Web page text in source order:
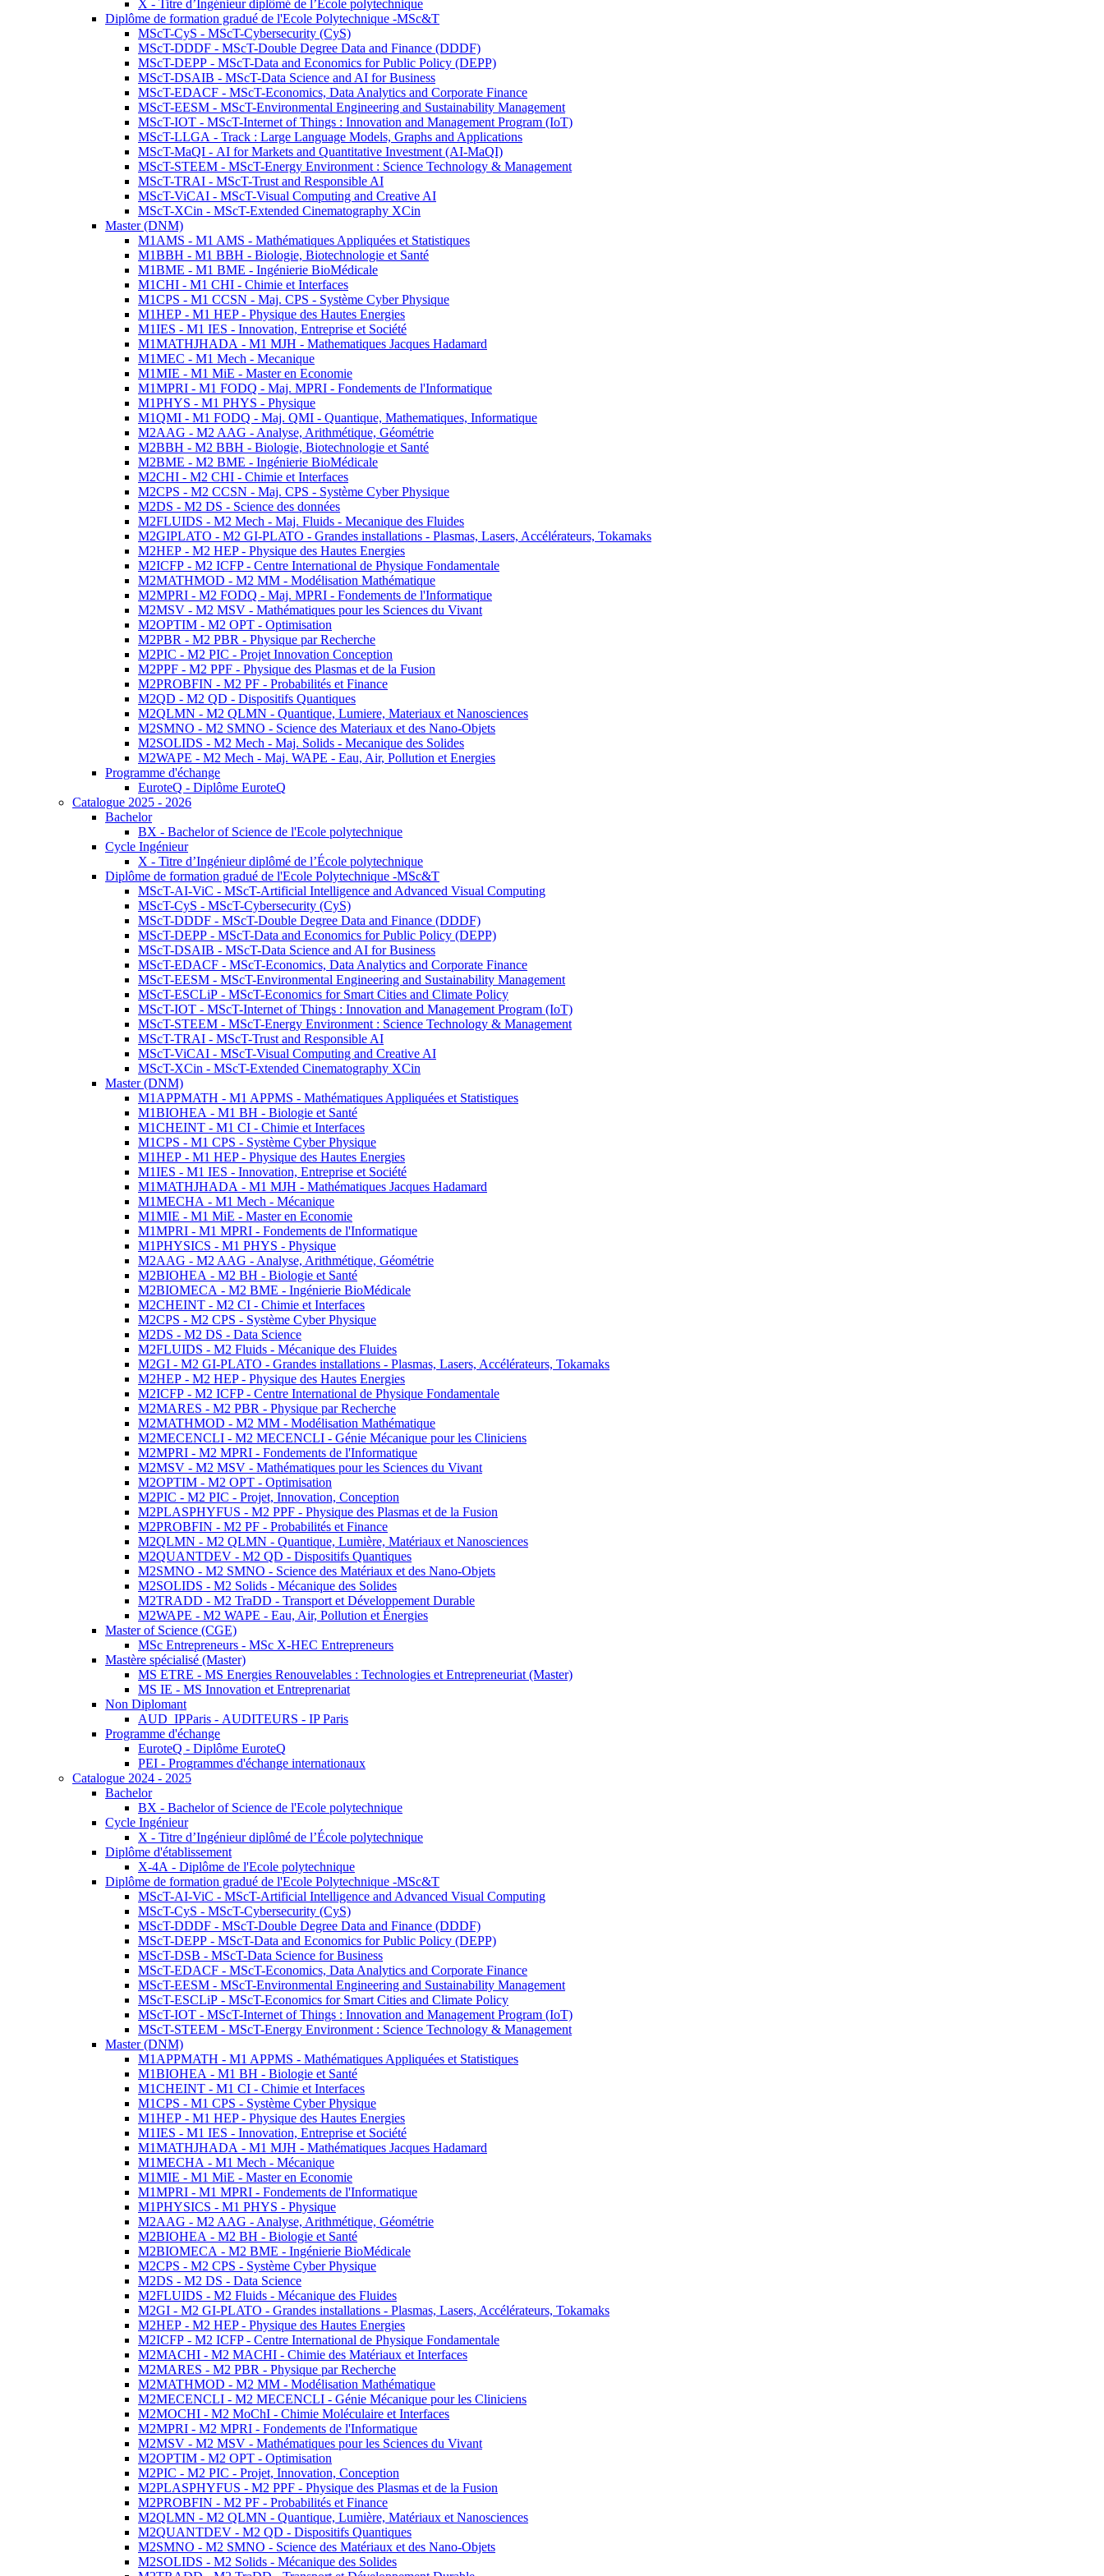
X - Titre d’Ingénieur diplômé de l’École polytechnique
Diplôme de formation gradué de l'Ecole Polytechnique -MSc&T
MScT-CyS - MScT-Cybersecurity (CyS)
MScT-DDDF - MScT-Double Degree Data and Finance (DDDF)
MScT-DEPP - MScT-Data and Economics for Public Policy (DEPP)
MScT-DSAIB - MScT-Data Science and AI for Business
MScT-EDACF - MScT-Economics, Data Analytics and Corporate Finance
MScT-EESM - MScT-Environmental Engineering and Sustainability Management
MScT-IOT - MScT-Internet of Things : Innovation and Management Program (IoT)
MScT-LLGA - Track : Large Language Models, Graphs and Applications
MScT-MaQI - AI for Markets and Quantitative Investment (AI-MaQI)
MScT-STEEM - MScT-Energy Environment : Science Technology & Management
MScT-TRAI - MScT-Trust and Responsible AI
MScT-ViCAI - MScT-Visual Computing and Creative AI
MScT-XCin - MScT-Extended Cinematography XCin
Master (DNM)
M1AMS - M1 AMS - Mathématiques Appliquées et Statistiques
M1BBH - M1 BBH - Biologie, Biotechnologie et Santé
M1BME - M1 BME - Ingénierie BioMédicale
M1CHI - M1 CHI - Chimie et Interfaces
M1CPS - M1 CCSN - Maj. CPS - Système Cyber Physique
M1HEP - M1 HEP - Physique des Hautes Energies
M1IES - M1 IES - Innovation, Entreprise et Société
M1MATHJHADA - M1 MJH - Mathematiques Jacques Hadamard
M1MEC - M1 Mech - Mecanique
M1MIE - M1 MiE - Master en Economie
M1MPRI - M1 FODQ - Maj. MPRI - Fondements de l'Informatique
M1PHYS - M1 PHYS - Physique
M1QMI - M1 FODQ - Maj. QMI - Quantique, Mathematiques, Informatique
M2AAG - M2 AAG - Analyse, Arithmétique, Géométrie
M2BBH - M2 BBH - Biologie, Biotechnologie et Santé
M2BME - M2 BME - Ingénierie BioMédicale
M2CHI - M2 CHI - Chimie et Interfaces
M2CPS - M2 CCSN - Maj. CPS - Système Cyber Physique
M2DS - M2 DS - Science des données
M2FLUIDS - M2 Mech - Maj. Fluids - Mecanique des Fluides
M2GIPLATO - M2 GI-PLATO - Grandes installations - Plasmas, Lasers, Accélérateurs, Tokamaks
M2HEP - M2 HEP - Physique des Hautes Energies
M2ICFP - M2 ICFP - Centre International de Physique Fondamentale
M2MATHMOD - M2 MM - Modélisation Mathématique
M2MPRI - M2 FODQ - Maj. MPRI - Fondements de l'Informatique
M2MSV - M2 MSV - Mathématiques pour les Sciences du Vivant
M2OPTIM - M2 OPT - Optimisation
M2PBR - M2 PBR - Physique par Recherche
M2PIC - M2 PIC - Projet Innovation Conception
M2PPF - M2 PPF - Physique des Plasmas et de la Fusion
M2PROBFIN - M2 PF - Probabilités et Finance
M2QD - M2 QD - Dispositifs Quantiques
M2QLMN - M2 QLMN - Quantique, Lumiere, Materiaux et Nanosciences
M2SMNO - M2 SMNO - Science des Materiaux et des Nano-Objets
M2SOLIDS - M2 Mech - Maj. Solids - Mecanique des Solides
M2WAPE - M2 Mech - Maj. WAPE - Eau, Air, Pollution et Energies
Programme d'échange
EuroteQ - Diplôme EuroteQ
Catalogue 2025 - 2026
Bachelor
BX - Bachelor of Science de l'Ecole polytechnique
Cycle Ingénieur
X - Titre d’Ingénieur diplômé de l’École polytechnique
Diplôme de formation gradué de l'Ecole Polytechnique -MSc&T
MScT-AI-ViC - MScT-Artificial Intelligence and Advanced Visual Computing
MScT-CyS - MScT-Cybersecurity (CyS)
MScT-DDDF - MScT-Double Degree Data and Finance (DDDF)
MScT-DEPP - MScT-Data and Economics for Public Policy (DEPP)
MScT-DSAIB - MScT-Data Science and AI for Business
MScT-EDACF - MScT-Economics, Data Analytics and Corporate Finance
MScT-EESM - MScT-Environmental Engineering and Sustainability Management
MScT-ESCLiP - MScT-Economics for Smart Cities and Climate Policy
MScT-IOT - MScT-Internet of Things : Innovation and Management Program (IoT)
MScT-STEEM - MScT-Energy Environment : Science Technology & Management
MScT-TRAI - MScT-Trust and Responsible AI
MScT-ViCAI - MScT-Visual Computing and Creative AI
MScT-XCin - MScT-Extended Cinematography XCin
Master (DNM)
M1APPMATH - M1 APPMS - Mathématiques Appliquées et Statistiques
M1BIOHEA - M1 BH - Biologie et Santé
M1CHEINT - M1 CI - Chimie et Interfaces
M1CPS - M1 CPS - Système Cyber Physique
M1HEP - M1 HEP - Physique des Hautes Energies
M1IES - M1 IES - Innovation, Entreprise et Société
M1MATHJHADA - M1 MJH - Mathématiques Jacques Hadamard
M1MECHA - M1 Mech - Mécanique
M1MIE - M1 MiE - Master en Economie
M1MPRI - M1 MPRI - Fondements de l'Informatique
M1PHYSICS - M1 PHYS - Physique
M2AAG - M2 AAG - Analyse, Arithmétique, Géométrie
M2BIOHEA - M2 BH - Biologie et Santé
M2BIOMECA - M2 BME - Ingénierie BioMédicale
M2CHEINT - M2 CI - Chimie et Interfaces
M2CPS - M2 CPS - Système Cyber Physique
M2DS - M2 DS - Data Science
M2FLUIDS - M2 Fluids - Mécanique des Fluides
M2GI - M2 GI-PLATO - Grandes installations - Plasmas, Lasers, Accélérateurs, Tokamaks
M2HEP - M2 HEP - Physique des Hautes Energies
M2ICFP - M2 ICFP - Centre International de Physique Fondamentale
M2MARES - M2 PBR - Physique par Recherche
M2MATHMOD - M2 MM - Modélisation Mathématique
M2MECENCLI - M2 MECENCLI - Génie Mécanique pour les Cliniciens
M2MPRI - M2 MPRI - Fondements de l'Informatique
M2MSV - M2 MSV - Mathématiques pour les Sciences du Vivant
M2OPTIM - M2 OPT - Optimisation
M2PIC - M2 PIC - Projet, Innovation, Conception
M2PLASPHYFUS - M2 PPF - Physique des Plasmas et de la Fusion
M2PROBFIN - M2 PF - Probabilités et Finance
M2QLMN - M2 QLMN - Quantique, Lumière, Matériaux et Nanosciences
M2QUANTDEV - M2 QD - Dispositifs Quantiques
M2SMNO - M2 SMNO - Science des Matériaux et des Nano-Objets
M2SOLIDS - M2 Solids - Mécanique des Solides
M2TRADD - M2 TraDD - Transport et Développement Durable
M2WAPE - M2 WAPE - Eau, Air, Pollution et Énergies
Master of Science (CGE)
MSc Entrepreneurs - MSc X-HEC Entrepreneurs
Mastère spécialisé (Master)
MS ETRE - MS Energies Renouvelables : Technologies et Entrepreneuriat (Master)
MS IE - MS Innovation et Entreprenariat
Non Diplomant
AUD_IPParis - AUDITEURS - IP Paris
Programme d'échange
EuroteQ - Diplôme EuroteQ
PEI - Programmes d'échange internationaux
Catalogue 2024 - 2025
Bachelor
BX - Bachelor of Science de l'Ecole polytechnique
Cycle Ingénieur
X - Titre d’Ingénieur diplômé de l’École polytechnique
Diplôme d'établissement
X-4A - Diplôme de l'Ecole polytechnique
Diplôme de formation gradué de l'Ecole Polytechnique -MSc&T
MScT-AI-ViC - MScT-Artificial Intelligence and Advanced Visual Computing
MScT-CyS - MScT-Cybersecurity (CyS)
MScT-DDDF - MScT-Double Degree Data and Finance (DDDF)
MScT-DEPP - MScT-Data and Economics for Public Policy (DEPP)
MScT-DSB - MScT-Data Science for Business
MScT-EDACF - MScT-Economics, Data Analytics and Corporate Finance
MScT-EESM - MScT-Environmental Engineering and Sustainability Management
MScT-ESCLiP - MScT-Economics for Smart Cities and Climate Policy
MScT-IOT - MScT-Internet of Things : Innovation and Management Program (IoT)
MScT-STEEM - MScT-Energy Environment : Science Technology & Management
Master (DNM)
M1APPMATH - M1 APPMS - Mathématiques Appliquées et Statistiques
M1BIOHEA - M1 BH - Biologie et Santé
M1CHEINT - M1 CI - Chimie et Interfaces
M1CPS - M1 CPS - Système Cyber Physique
M1HEP - M1 HEP - Physique des Hautes Energies
M1IES - M1 IES - Innovation, Entreprise et Société
M1MATHJHADA - M1 MJH - Mathématiques Jacques Hadamard
M1MECHA - M1 Mech - Mécanique
M1MIE - M1 MiE - Master en Economie
M1MPRI - M1 MPRI - Fondements de l'Informatique
M1PHYSICS - M1 PHYS - Physique
M2AAG - M2 AAG - Analyse, Arithmétique, Géométrie
M2BIOHEA - M2 BH - Biologie et Santé
M2BIOMECA - M2 BME - Ingénierie BioMédicale
M2CPS - M2 CPS - Système Cyber Physique
M2DS - M2 DS - Data Science
M2FLUIDS - M2 Fluids - Mécanique des Fluides
M2GI - M2 GI-PLATO - Grandes installations - Plasmas, Lasers, Accélérateurs, Tokamaks
M2HEP - M2 HEP - Physique des Hautes Energies
M2ICFP - M2 ICFP - Centre International de Physique Fondamentale
M2MACHI - M2 MACHI - Chimie des Matériaux et Interfaces
M2MARES - M2 PBR - Physique par Recherche
M2MATHMOD - M2 MM - Modélisation Mathématique
M2MECENCLI - M2 MECENCLI - Génie Mécanique pour les Cliniciens
M2MOCHI - M2 MoChI - Chimie Moléculaire et Interfaces
M2MPRI - M2 MPRI - Fondements de l'Informatique
M2MSV - M2 MSV - Mathématiques pour les Sciences du Vivant
M2OPTIM - M2 OPT - Optimisation
M2PIC - M2 PIC - Projet, Innovation, Conception
M2PLASPHYFUS - M2 PPF - Physique des Plasmas et de la Fusion
M2PROBFIN - M2 PF - Probabilités et Finance
M2QLMN - M2 QLMN - Quantique, Lumière, Matériaux et Nanosciences
M2QUANTDEV - M2 QD - Dispositifs Quantiques
M2SMNO - M2 SMNO - Science des Matériaux et des Nano-Objets
M2SOLIDS - M2 Solids - Mécanique des Solides